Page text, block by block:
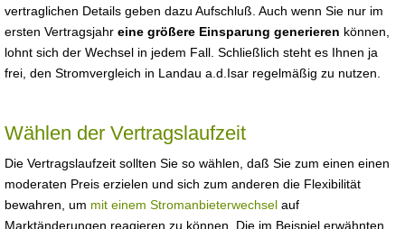
vertraglichen Details geben dazu Aufschluß. Auch wenn Sie nur im
ersten Vertragsjahr eine größere Einsparung generieren können,
lohnt sich der Wechsel in jedem Fall. Schließlich steht es Ihnen ja
frei, den Stromvergleich in Landau a.d.Isar regelmäßig zu nutzen.
Wählen der Vertragslaufzeit
Die Vertragslaufzeit sollten Sie so wählen, daß Sie zum einen einen
moderaten Preis erzielen und sich zum anderen die Flexibilität
bewahren, um mit einem Stromanbieterwechsel auf
Marktänderungen reagieren zu können. Die im Beispiel erwähnten